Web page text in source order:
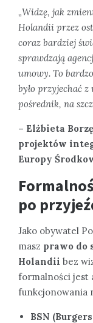
„Widzę, jak
Holandii przez
coraz bardziej
sprawdzają
umowy. To
było przyjechać
pośrednik, na
– Elżbieta
projektów
Europy
po
Jako obywatel
masz prawo do
Holandii bez
formalności jest
funkcjonowania
BSN